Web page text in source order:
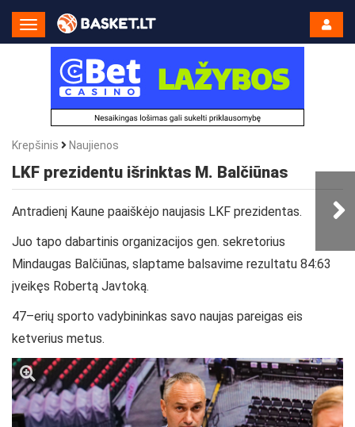
Toggle
Navigation
Krepšinis Naujienos
LKF prezidentu išrinktas M. Balčiūnas
Antradienį Kaune paaiškėjo naujasis LKF prezidentas.
Juo tapo dabartinis organizacijos gen. sekretorius
Mindaugas Balčiūnas, slaptame balsavime rezultatu 84:63
įveikęs Robertą Javtoką.
47–erių sporto vadybininkas savo naujas pareigas eis
ketverius metus.